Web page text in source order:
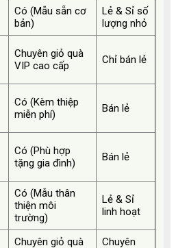
Có (Mẫu sẵn cơ
bản)
Lẻ & Sỉ số
lượng nhỏ
Chuyên giỏ quà
VIP cao cấp
Chỉ bán lẻ
Có (Kèm thiệp
miễn phí)
Bán lẻ
Có (Phù hợp
tặng gia đình)
Bán lẻ
Có (Mẫu thân
thiện môi
trường)
Lẻ & Sỉ
linh hoạt
Chuyên giỏ quà
Chuyên